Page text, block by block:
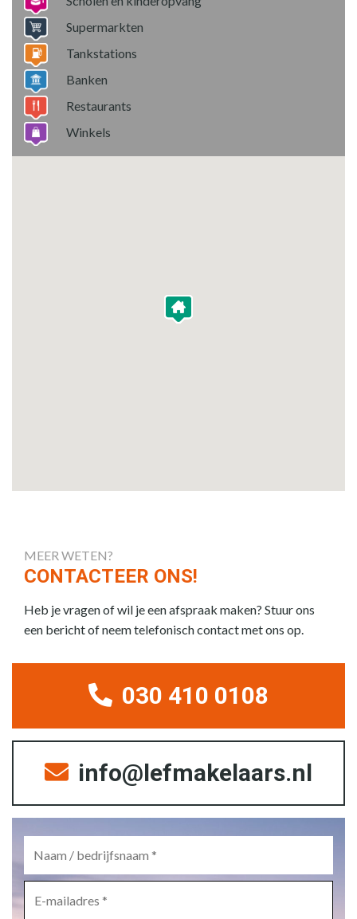
Supermarkten
Tankstations
Banken
Restaurants
Winkels
MEER WETEN?
CONTACTEER ONS!
Heb je vragen of wil je een afspraak maken? Stuur ons
een bericht of neem telefonisch contact met ons op.
030 410 0108
info@lefmakelaars.nl
mailadres *